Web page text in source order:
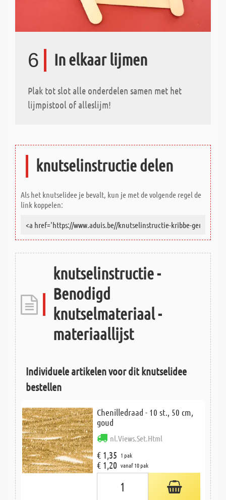
6 In elkaar lijmen
Plak tot slot alle onderdelen samen met het
lijmpistool of alleslijm!
knutselinstructie delen
Als het knutselidee je bevalt, kun je met de volgende regel de
link koppelen:
knutselinstructie -
Benodigd
knutselmateriaal -
materiaallijst
Individuele artikelen voor dit knutselidee
bestellen
Chenilledraad - 10 st., 50 cm,
goud
nl.Views.Set.Html
€ 1,35 1 pak
€ 1,20 vanaf 10 pak